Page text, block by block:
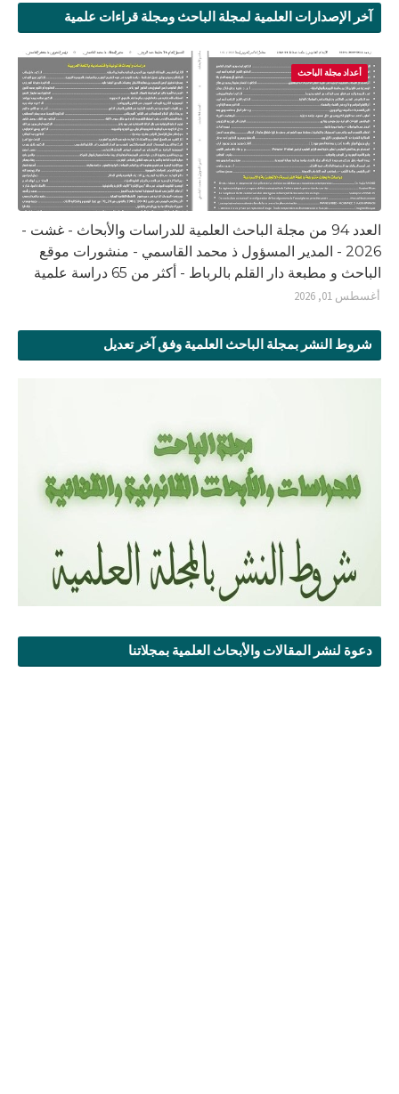
آخر الإصدارات العلمية لمجلة الباحث ومجلة قراءات علمية
أعداد مجلة الباحث
العدد 94 من مجلة الباحث العلمية للدراسات والأبحاث - غشت -
2026 - المدير المسؤول ذ محمد القاسمي - منشورات موقع
الباحث و مطبعة دار القلم بالرباط - أكثر من 65 دراسة علمية
أغسطس 01, 2026
شروط النشر بمجلة الباحث العلمية وفق آخر تعديل
دعوة لنشر المقالات والأبحاث العلمية بمجلاتنا